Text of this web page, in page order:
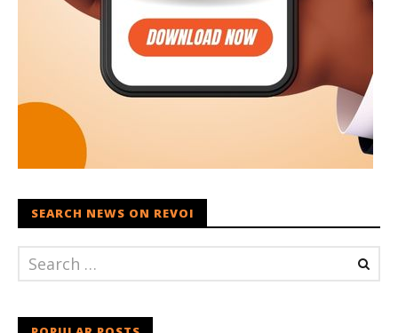
SEARCH NEWS ON REVOI